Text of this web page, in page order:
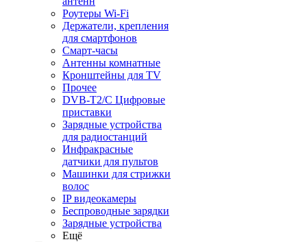
Роутеры Wi-Fi
Держатели, крепления
для смартфонов
Смарт-часы
Антенны комнатные
Кронштейны для TV
Прочее
DVB-T2/C Цифровые
приставки
Зарядные устройства
для радиостанций
Инфракрасные
датчики для пультов
Машинки для стрижки
волос
IP видеокамеры
Беспроводные зарядки
Зарядные устройства
Ещё